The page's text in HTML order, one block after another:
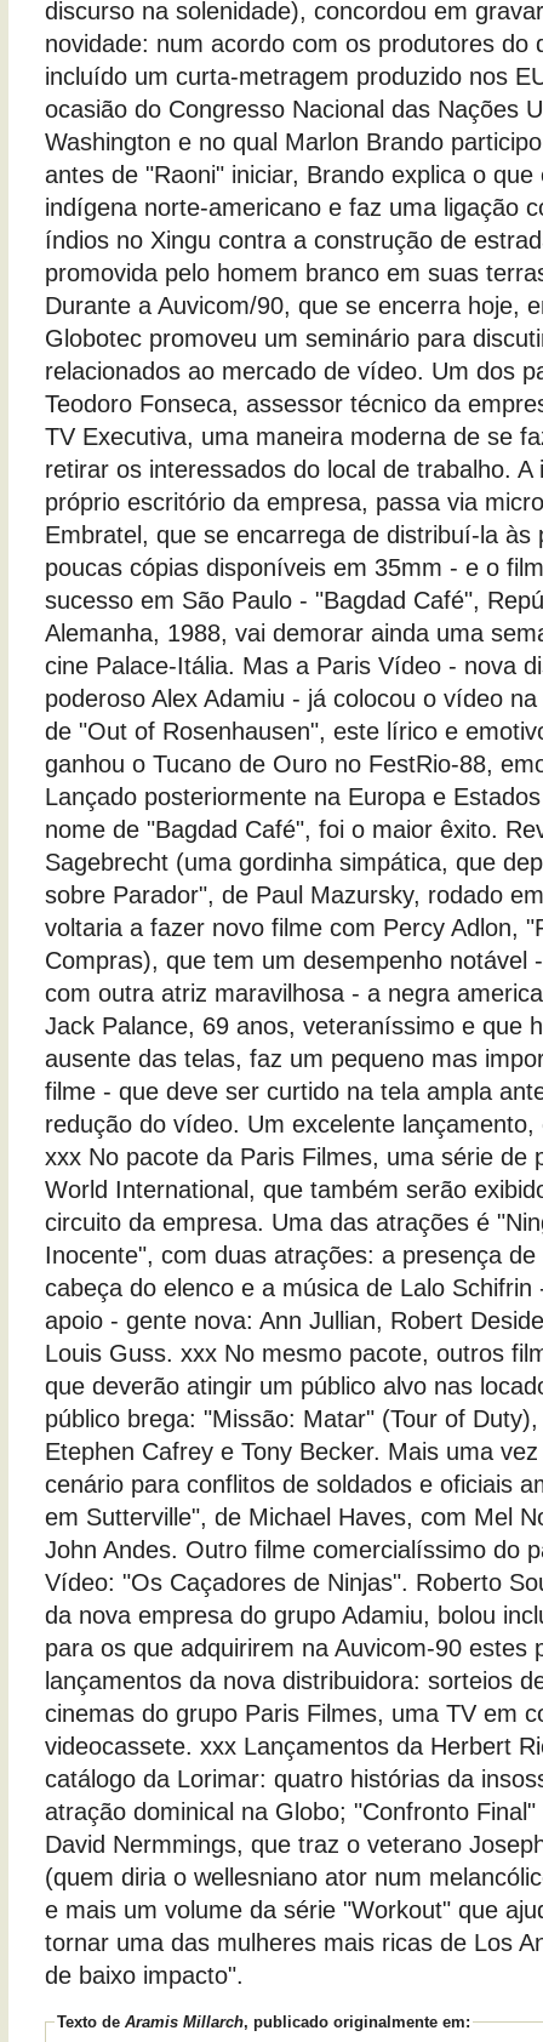
discurso na solenidade), concordou em
novidade: num acordo com os produtores do
incluído um curta-metragem produzido nos
ocasião do Congresso Nacional das Nações
Washington e no qual Marlon Brando
antes de "Raoni" iniciar, Brando explica o
indígena norte-americano e faz uma ligação
índios no Xingu contra a construção de
promovida pelo homem branco em suas
Durante a Auvicom/90, que se encerra hoje,
Globotec promoveu um seminário para
relacionados ao mercado de vídeo. Um dos
Teodoro Fonseca, assessor técnico da
TV Executiva, uma maneira moderna de se
retirar os interessados do local de trabalho.
próprio escritório da empresa, passa via
Embratel, que se encarrega de distribuí-la às
poucas cópias disponíveis em 35mm - e o
sucesso em São Paulo - "Bagdad Café",
Alemanha, 1988, vai demorar ainda uma
cine Palace-Itália. Mas a Paris Vídeo - nova
poderoso Alex Adamiu - já colocou o vídeo
de "Out of Rosenhausen", este lírico e
ganhou o Tucano de Ouro no FestRio-88,
Lançado posteriormente na Europa e
nome de "Bagdad Café", foi o maior êxito.
Sagebrecht (uma gordinha simpática, que
sobre Parador", de Paul Mazursky, rodado
voltaria a fazer novo filme com Percy Adlon,
Compras), que tem um desempenho notável
com outra atriz maravilhosa - a negra
Jack Palance, 69 anos, veteraníssimo e que
ausente das telas, faz um pequeno mas
filme - que deve ser curtido na tela ampla
redução do vídeo. Um excelente
xxx No pacote da Paris Filmes, uma série de
World International, que também serão
circuito da empresa. Uma das atrações é
Inocente", com duas atrações: a presença
cabeça do elenco e a música de Lalo Schifrin
apoio - gente nova: Ann Jullian, Robert
Louis Guss. xxx No mesmo pacote, outros
que deverão atingir um público alvo nas
público brega: "Missão: Matar" (Tour of
Etephen Cafrey e Tony Becker. Mais uma
cenário para conflitos de soldados e oficiais
em Sutterville", de Michael Haves, com Mel
John Andes. Outro filme comercialíssimo do
Vídeo: "Os Caçadores de Ninjas". Roberto
da nova empresa do grupo Adamiu, bolou
para os que adquirirem na Auvicom-90 estes
lançamentos da nova distribuidora: sorteios
cinemas do grupo Paris Filmes, uma TV em
videocassete. xxx Lançamentos da Herbert
catálogo da Lorimar: quatro histórias da
atração dominical na Globo; "Confronto
David Nermmings, que traz o veterano
(quem diria o wellesniano ator num
e mais um volume da série "Workout" que
tornar uma das mulheres mais ricas de Los
de baixo impacto".
Texto de Aramis Millarch, publicado originalmente em: